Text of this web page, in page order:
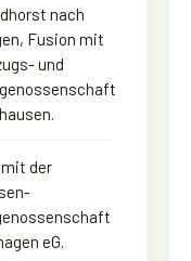
nach
Fusion mit
und
der
eG.